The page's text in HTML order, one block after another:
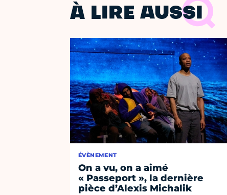
À LIRE AUSSI
ÉVÈNEMENT
On a vu, on a aimé
« Passeport », la dernière
pièce d’Alexis Michalik